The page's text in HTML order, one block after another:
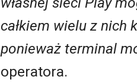
całkiem wielu z nich
ponieważ terminal
operatora.